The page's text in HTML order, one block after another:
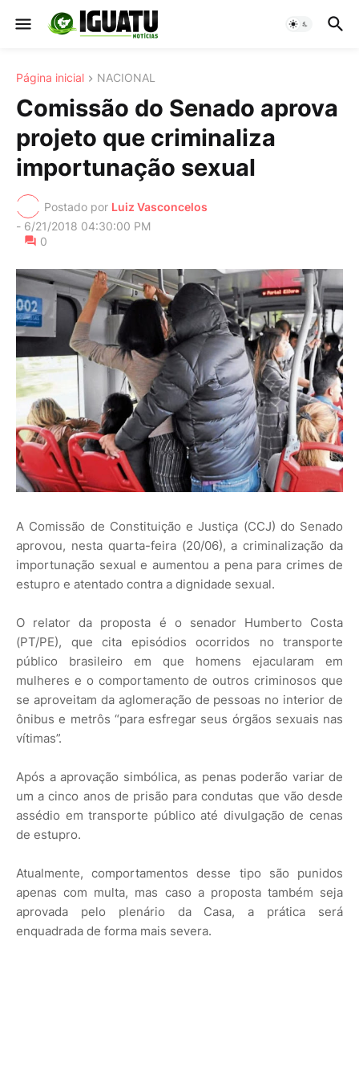
Página inicial NACIONAL
Comissão do Senado aprova
projeto que criminaliza
importunação sexual
Postado por Luiz Vasconcelos
- 6/21/2018 04:30:00 PM
0
A Comissão de Constituição e Justiça (CCJ) do Senado
aprovou, nesta quarta-feira (20/06), a criminalização da
importunação sexual e aumentou a pena para crimes de
estupro e atentado contra a dignidade sexual.
O relator da proposta é o senador Humberto Costa
(PT/PE), que cita episódios ocorridos no transporte
público brasileiro em que homens ejacularam em
mulheres e o comportamento de outros criminosos que
se aproveitam da aglomeração de pessoas no interior de
ônibus e metrôs “para esfregar seus órgãos sexuais nas
vítimas”.
Após a aprovação simbólica, as penas poderão variar de
um a cinco anos de prisão para condutas que vão desde
assédio em transporte público até divulgação de cenas
de estupro.
Atualmente, comportamentos desse tipo são punidos
apenas com multa, mas caso a proposta também seja
aprovada pelo plenário da Casa, a prática será
enquadrada de forma mais severa.